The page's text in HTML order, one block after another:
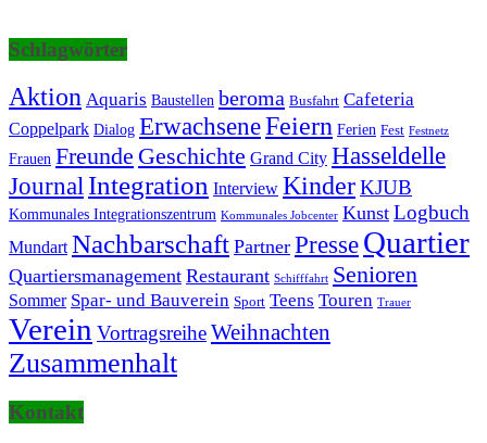
Schlagwörter
Aktion Aquaris Baustellen beroma Busfahrt Cafeteria
Coppelpark Dialog ErwachseneFeiern Ferien Fest Festnetz
Frauen Freunde Geschichte Grand City Hasseldelle
Journal Integration Interview KinderKJUB
Kommunales Integrationszentrum Kommunales Jobcenter Kunst Logbuch
Mundart Nachbarschaft Partner Presse Quartier
Quartiersmanagement Restaurant Schifffahrt Senioren
Sommer Spar- und Bauverein Sport Teens Touren Trauer
Verein VortragsreiheWeihnachten
Zusammenhalt
Kontakt